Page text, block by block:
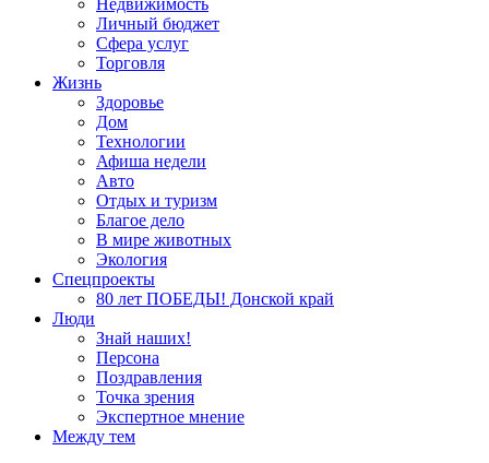
Недвижимость
Личный бюджет
Сфера услуг
Торговля
Жизнь
Здоровье
Дом
Технологии
Афиша недели
Авто
Отдых и туризм
Благое дело
В мире животных
Экология
Спецпроекты
80 лет ПОБЕДЫ! Донской край
Люди
Знай наших!
Персона
Поздравления
Точка зрения
Экспертное мнение
Между тем